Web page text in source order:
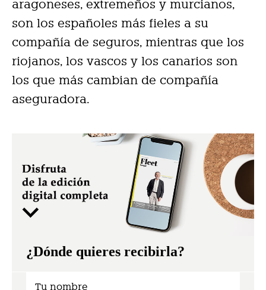
aragoneses, extremeños y murcianos,
son los españoles más fieles a su
compañía de seguros, mientras que los
riojanos, los vascos y los canarios son
los que más cambian de compañía
aseguradora.
¿Dónde quieres recibirla?